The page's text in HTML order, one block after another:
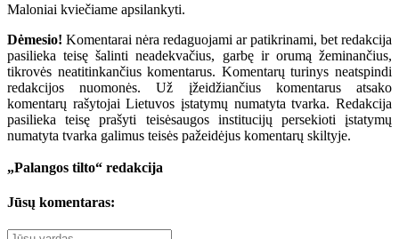
Maloniai kviečiame apsilankyti.
Dėmesio! Komentarai nėra redaguojami ar patikrinami, bet redakcija
pasilieka teisę šalinti neadekvačius, garbę ir orumą žeminančius,
tikrovės neatitinkančius komentarus. Komentarų turinys neatspindi
redakcijos nuomonės. Už įžeidžiančius komentarus atsako
komentarų rašytojai Lietuvos įstatymų numatyta tvarka. Redakcija
pasilieka teisę prašyti teisėsaugos institucijų persekioti įstatymų
numatyta tvarka galimus teisės pažeidėjus komentarų skiltyje.
„Palangos tilto“ redakcija
Jūsų komentaras: